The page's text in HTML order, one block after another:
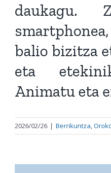
daukagu.
balio bizitza
eta
Animatu eta
2026/02/26 | Berrikuntza,